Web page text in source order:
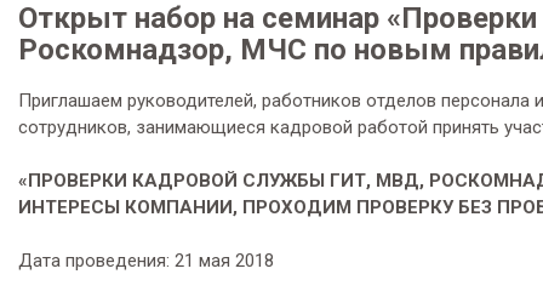
Открыт набор на семинар
Роскомнадзор, МЧС по новым
Приглашаем руководителей, работников отделов персонала
сотрудников, занимающиеся кадровой работой принять
«ПРОВЕРКИ КАДРОВОЙ СЛУЖБЫ ГИТ, МВД,
ИНТЕРЕСЫ КОМПАНИИ, ПРОХОДИМ ПРОВЕРКУ БЕЗ
Дата проведения: 21 мая 2018